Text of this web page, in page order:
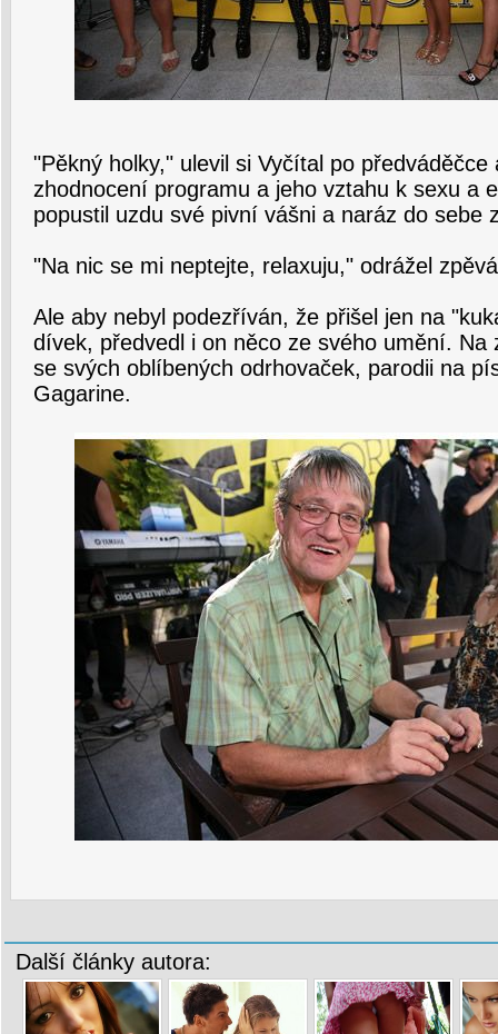
"Pěkný holky," ulevil si Vyčítal po
zhodnocení programu a jeho vztahu k sexu a
popustil uzdu své pivní vášni a naráz do sebe
"Na nic se mi neptejte, relaxuju," odrážel
Ale aby nebyl podezříván, že přišel jen na
dívek, předvedl i on něco ze svého umění. Na
se svých oblíbených odrhovaček, parodii na
Gagarine.
Další články autora: